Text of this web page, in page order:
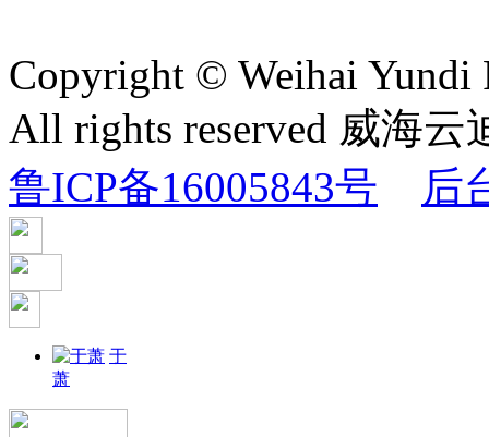
Copyright © Weihai Yundi
All rights reserved 威海
鲁ICP备16005843号
后
于
萧